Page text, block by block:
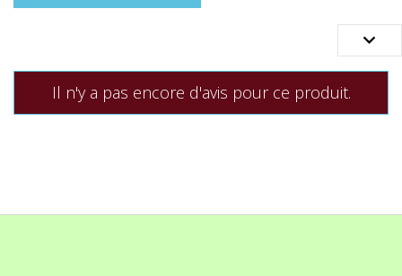

Il n'y a pas encore d'avis pour ce produit.